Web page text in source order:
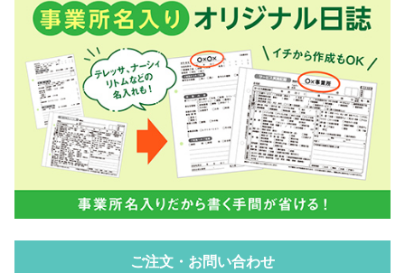
ご注文・お問い合わせ